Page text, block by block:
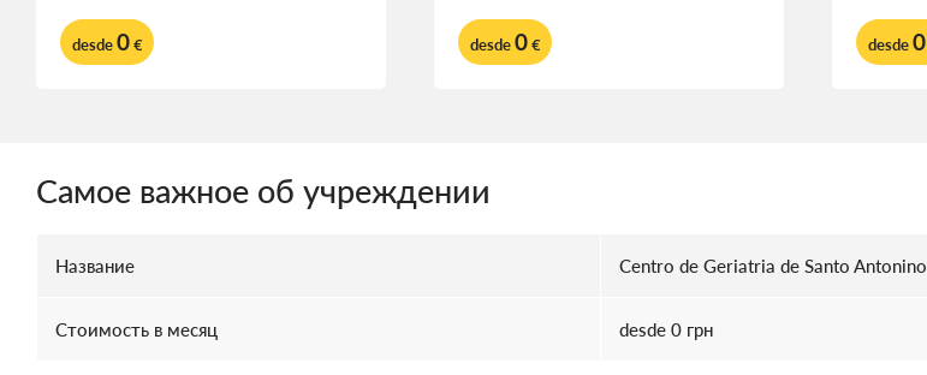
desde0€ desde0€ desde0
Самое важное об учреждении
Название Centro de Geriatria de Santo Antonino
Стоимость в месяц desde 0 грн